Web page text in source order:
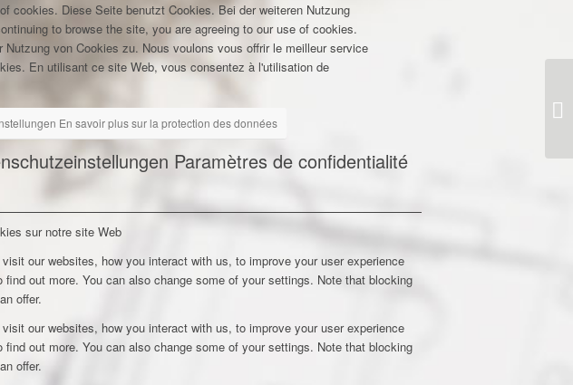
cookies. Diese Seite benutzt Cookies. Bei der weiteren Nutzung
to browse the site, you are agreeing to our use of cookies.
Nutzung von Cookies zu. Nous voulons vous offrir le meilleur service
En utilisant ce site Web, vous consentez à l'utilisation de
En savoir plus sur la protection des données
Paramètres de confidentialité
sur notre site Web
our websites, how you interact with us, to improve your user experience
out more. You can also change some of your settings. Note that blocking
offer.
our websites, how you interact with us, to improve your user experience
out more. You can also change some of your settings. Note that blocking
offer.